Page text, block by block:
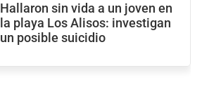
Hallaron sin vida a un joven en
la playa Los Alisos: investigan
un posible suicidio